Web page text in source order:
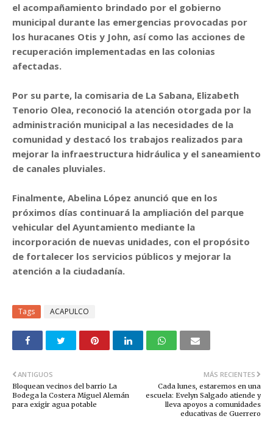
el acompañamiento brindado por el gobierno
municipal durante las emergencias provocadas por
los huracanes Otis y John, así como las acciones de
recuperación implementadas en las colonias
afectadas.
Por su parte, la comisaria de La Sabana, Elizabeth
Tenorio Olea, reconoció la atención otorgada por la
administración municipal a las necesidades de la
comunidad y destacó los trabajos realizados para
mejorar la infraestructura hidráulica y el saneamiento
de canales pluviales.
Finalmente, Abelina López anunció que en los
próximos días continuará la ampliación del parque
vehicular del Ayuntamiento mediante la
incorporación de nuevas unidades, con el propósito
de fortalecer los servicios públicos y mejorar la
atención a la ciudadanía.
Tags ACAPULCO
MÁS RECIENTES
Cada lunes, estaremos en una
escuela: Evelyn Salgado atiende y
lleva apoyos a comunidades
educativas de Guerrero
ANTIGUOS
Bloquean vecinos del barrio La
Bodega la Costera Miguel Alemán
para exigir agua potable